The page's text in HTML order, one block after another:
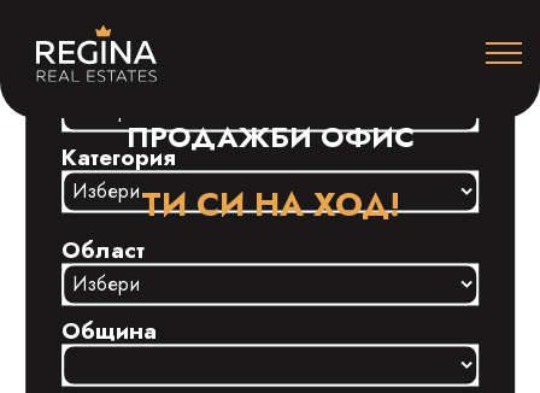
ПРОДАЖБИ ОФИС
ТИ СИ НА ХОД!
Строителство
Категория
Област
Община